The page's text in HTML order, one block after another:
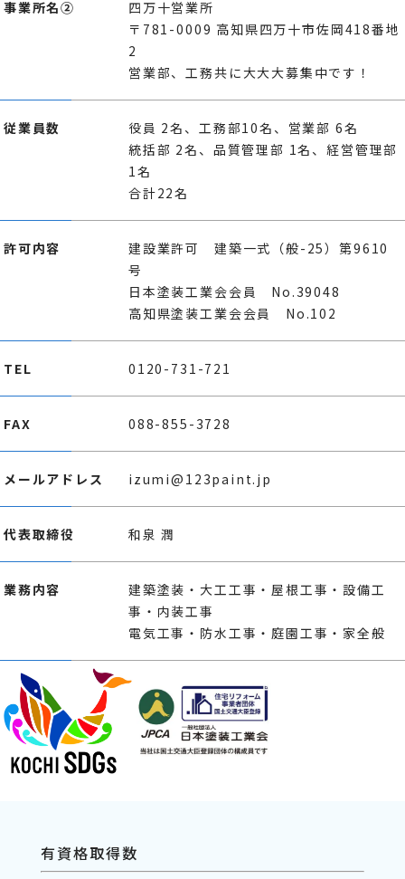
事業所名②
四万十営業所
〒781-0009 高知県四万十市佐岡418番地
2
営業部、工務共に大大大募集中です！
従業員数
役員 2名、工務部10名、営業部 6名
統括部 2名、品質管理部 1名、経営管理部
1名
合計22名
許可内容
建設業許可 建築一式（般-25）第9610
号
日本塗装工業会会員 No.39048
高知県塗装工業会会員 No.102
TEL 0120-731-721
FAX 088-855-3728
メールアドレス izumi@123paint.jp
代表取締役 和泉 潤
業務内容
建築塗装・大工工事・屋根工事・設備工
事・内装工事
電気工事・防水工事・庭園工事・家全般
有資格取得数